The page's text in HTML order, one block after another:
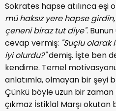
Sokrates hapse atılınca eşi
mü haksız yere hapse
çeneni biraz tut diye".
cevap vermiş: "Suçlu olarak
iyi olurdu?"demiş. İşte ben
kendime. Temel
anlatımla, olmayan bir şeyi
Çünkü böyle uzun bir zaman
çıkmaz İstiklal Marşı okutan